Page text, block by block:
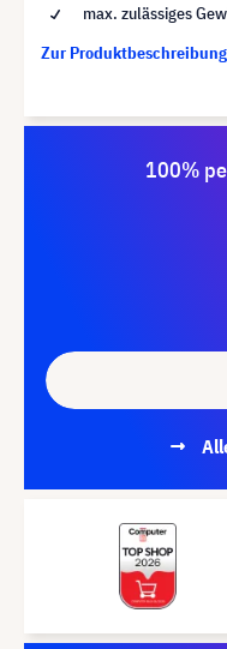
max. zulässiges
Zur Produktbeschreibung
100%